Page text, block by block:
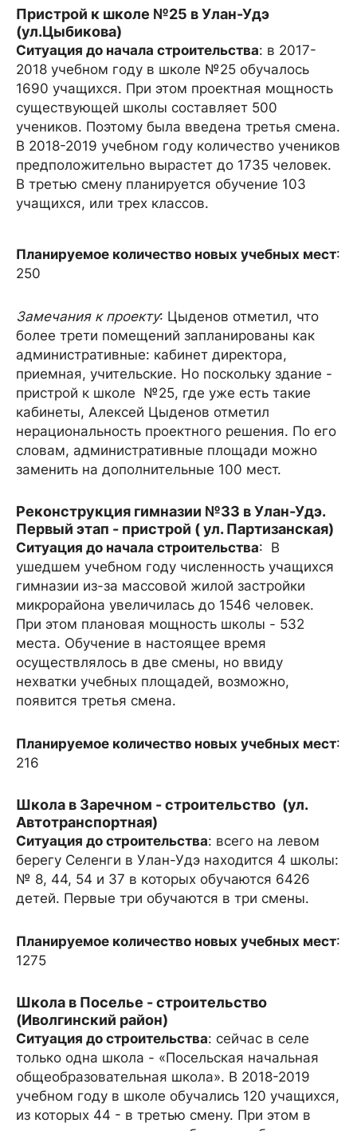
Пристрой к школе №25 в Улан-Удэ
(ул.Цыбикова)
Ситуация до начала строительства: в 2017-
2018 учебном году в школе №25 обучалось
1690 учащихся. При этом проектная мощность
существующей школы составляет 500
учеников. Поэтому была введена третья смена.
В 2018-2019 учебном году количество учеников
предположительно вырастет до 1735 человек.
В третью смену планируется обучение 103
учащихся, или трех классов.
Планируемое количество новых учебных мест:
250
Замечания к проекту: Цыденов отметил, что
более трети помещений запланированы как
административные: кабинет директора,
приемная, учительские. Но поскольку здание -
пристрой к школе №25, где уже есть такие
кабинеты, Алексей Цыденов отметил
нерациональность проектного решения. По его
словам, административные площади можно
заменить на дополнительные 100 мест.
Реконструкция гимназии №33 в Улан-Удэ.
Первый этап - пристрой ( ул. Партизанская)
Ситуация до начала строительства: В
ушедшем учебном году численность учащихся
гимназии из-за массовой жилой застройки
микрорайона увеличилась до 1546 человек.
При этом плановая мощность школы - 532
места. Обучение в настоящее время
осуществлялось в две смены, но ввиду
нехватки учебных площадей, возможно,
появится третья смена.
Планируемое количество новых учебных мест:
216
Школа в Заречном - строительство (ул.
Автотранспортная)
Ситуация до строительства: всего на левом
берегу Селенги в Улан-Удэ находится 4 школы:
№ 8, 44, 54 и 37 в которых обучаются 6426
детей. Первые три обучаются в три смены.
Планируемое количество новых учебных мест:
1275
Школа в Поселье - строительство
(Иволгинский район)
Ситуация до строительства: сейчас в селе
только одна школа - «Посельская начальная
общеобразовательная школа». В 2018-2019
учебном году в школе обучались 120 учащихся,
из которых 44 - в третью смену. При этом в